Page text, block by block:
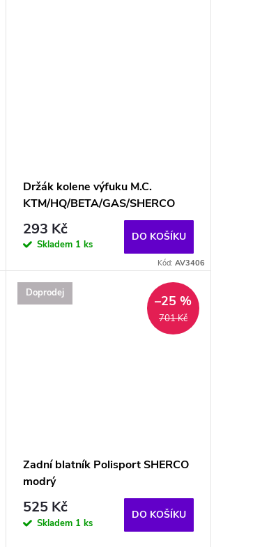
Držák kolene výfuku M.C.
KTM/HQ/BETA/GAS/SHERCO
293 Kč
Skladem 1 ks
DO KOŠÍKU
Kód: AV3406
Doprodej
701 Kč
–25 %
Zadní blatník Polisport SHERCO
modrý
525 Kč
Skladem 1 ks
DO KOŠÍKU